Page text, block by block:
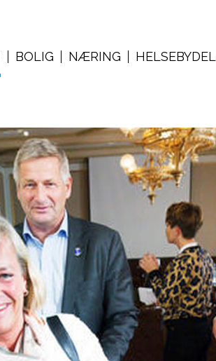
BOLIG NÆRING HELSEBYDEL